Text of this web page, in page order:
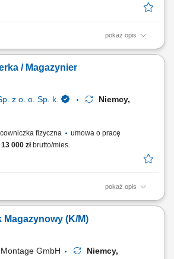
pokaż opis
zamówień zgodnie z
Układanie oraz przygotowywanie
Wykonywanie prostych prac
Dbanie o porządek w miejscu pracy.
procedur i zasad bezpieczeństwa.
/ Magazynier
z o. o. Sp. k.
Niemcy,
fizyczna
umowa o pracę
000 złbrutto/mies.
pokaż opis
zamówień (Order Picker) na dziale owoców i
słuchawkowym w języku polskim; Układanie
Drobne i proste prace pomocnicze w
Magazynowy (K/M)
GmbH
Niemcy,